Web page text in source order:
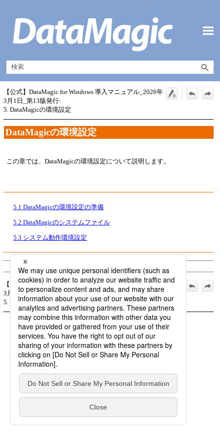
【公式】DataMagic for Windows 導入マニュアル_2026年
3月1日_第13版発行:
5. DataMagicの環境設定
DataMagicの環境設定
この章では、DataMagicの環境設定について説明します。
5.1 DataMagicの環境設定の準備
5.2 DataMagicのシステムファイル
5.3 システム動作環境設定
© Saison Technology Co.,Ltd. 2007
【公式】DataMagic for Windows 導入マニュアル_2026年
3月1日_第13版発行:
5. DataMagicの環境設定